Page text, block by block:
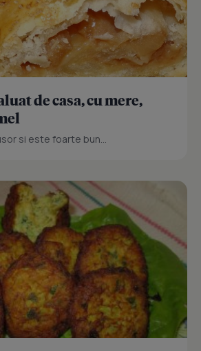
de casa, cu mere,
si este foarte bun...